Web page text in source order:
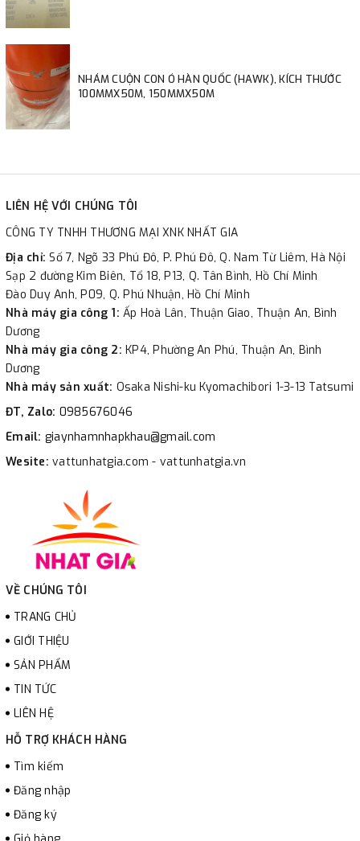
NHÁM CUỘN CON Ó HÀN QUỐC (HAWK), KÍCH THƯỚC
100MMX50M, 150MMX50M
LIÊN HỆ VỚI CHÚNG TÔI
CÔNG TY TNHH THƯƠNG MẠI XNK NHẤT GIA
Địa chỉ:Số 7, Ngõ 33 Phú Đô, P. Phú Đô, Q. Nam Từ Liêm, Hà Nội
Sạp 2 đường Kim Biên, Tổ 18, P13, Q. Tân Bình, Hồ Chí Minh
Đào Duy Anh, P09, Q. Phú Nhuận, Hồ Chí Minh
Nhà máy gia công 1: Ấp Hoà Lân, Thuận Giao, Thuận An, Bình
Dương
Nhà máy gia công 2: KP4, Phường An Phú, Thuận An, Bình
Dương
Nhà máy sản xuất: Osaka Nishi-ku Kyomachibori 1-3-13 Tatsumi
ĐT, Zalo: 0985676046
Email: giaynhamnhapkhau@gmail.com
Wesite: vattunhatgia.com - vattunhatgia.vn
VỀ CHÚNG TÔI
TRANG CHỦ
GIỚI THIỆU
SẢN PHẨM
TIN TỨC
LIÊN HỆ
HỖ TRỢ KHÁCH HÀNG
Tìm kiếm
Đăng nhập
Đăng ký